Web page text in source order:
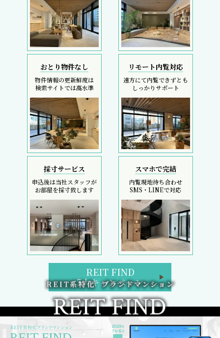
おとり物件なし
物件情報の更新鮮度は
検索サイトでは高水準
リモート内覧対応
遠方にて内覧できずとも
しっかりサポート
採寸サービス
申込後は当社スタッフが
お部屋を採寸致します
スマホで完結
内覧現地待ち合わせ
SMS・LINEで対応
REIT FIND
5大キャンペーン